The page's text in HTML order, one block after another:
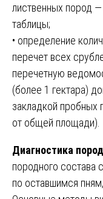
лиственных пород
таблицы;
• определение
перечет всех
перечетную
(более 1 гектара)
закладкой
от общей площади).
Диагностика
породного состава
по оставшимся